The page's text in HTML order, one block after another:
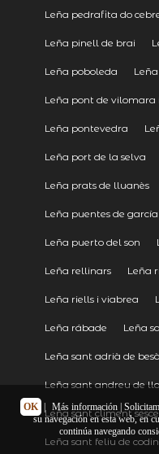
Leña pedrafita do
Leña pinell de brai
Leña poboleda
Leña pont de vilomara
Leña pontevedra
Leña port de la selva
Leña prats de lluanès
Leña puentes de
Leña puerto del son
Leña rellinars Leña
Leña riells i viabrea
Leña rábade Leña
Leña sant adrià de
Leña sant andreu de
Leña sant climent
Leña sant feliu de
OK Más información|
su navegación en esta web, en
continúa navegando